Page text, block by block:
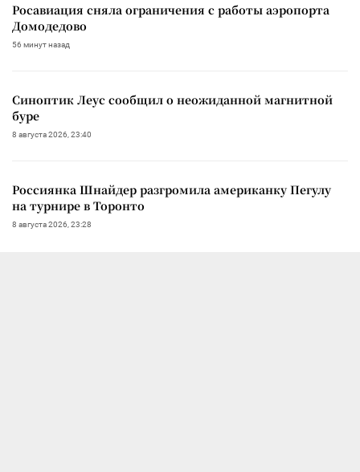
Росавиация сняла ограничения с работы аэропорта
Домодедово
56 минут назад
Синоптик Леус сообщил о неожиданной магнитной
буре
8 августа 2026, 23:40
Россиянка Шнайдер разгромила американку Пегулу
на турнире в Торонто
8 августа 2026, 23:28